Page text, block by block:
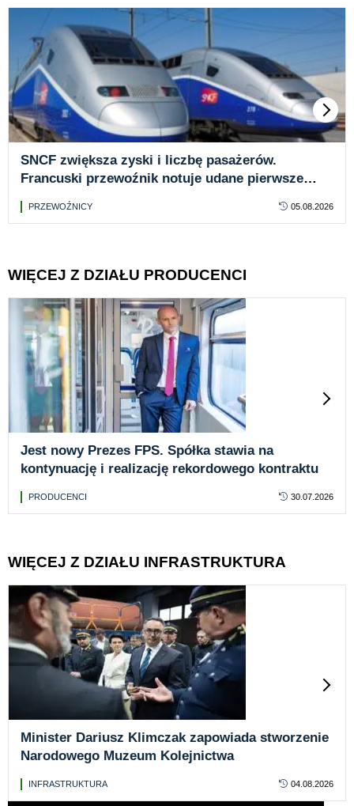
SNCF zwiększa zyski i liczbę pasażerów.
Francuski przewoźnik notuje udane pierwsze
PRZEWOŹNICY 05.08.2026
WIĘCEJ Z DZIAŁU PRODUCENCI
Jest nowy Prezes FPS. Spółka stawia na
kontynuację i realizację rekordowego kontraktu
PRODUCENCI 30.07.2026
WIĘCEJ Z DZIAŁU INFRASTRUKTURA
Minister Dariusz Klimczak zapowiada stworzenie
Narodowego Muzeum Kolejnictwa
INFRASTRUKTURA 04.08.2026